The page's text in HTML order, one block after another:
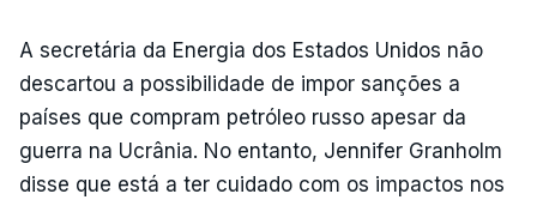
A secretária da Energia dos Estados Unidos não
descartou a possibilidade de impor sanções a
países que compram petróleo russo apesar da
guerra na Ucrânia. No entanto, Jennifer Granholm
disse que está a ter cuidado com os impactos nos